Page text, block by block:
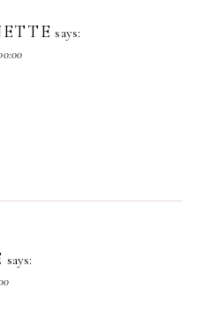
says:
says: